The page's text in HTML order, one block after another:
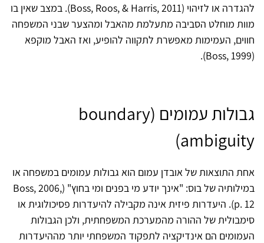
להגדרה או לזיהוי (Boss, Roos, & Harris, 2011). במצב שאין בו
מוות מוחלט הסביבה מתעלמת מהאבל ומהצער שבני המשפחה
חווים, העמימות מאפשרת לתקווה להופיע, ואז האבל מוקפא
(Boss, 1999).
גבולות עמומים (boundary
ambiguity)
אחת התוצאות של אובדן עמום הוא גבולות עמומים במשפחה או
במילותיה של בוס: "אינך יודע מי בפנים ומי בחוץ" (Boss, 2006,
p. 12). היעדרות פיזית אינה מקבילה להיעדרות פסיכולוגית או
סימבולית של ההורה מהמערכת המשפחתית, ולכן הגבולות
העמומים הם אינדיקציה לתפקוד המשפחתי יותר מההיעדרות